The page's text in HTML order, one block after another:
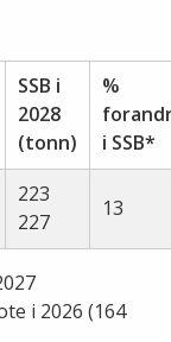
SSB i
2028
(tonn)
%
i SSB*
223
227
13
i 2026 (164